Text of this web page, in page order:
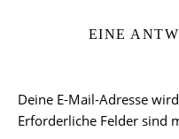
EINE
Deine E-Mail-Adresse
Erforderliche Felder sind